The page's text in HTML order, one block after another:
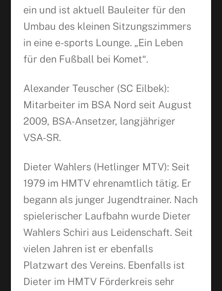
ein und ist aktuell Bauleiter für den
Umbau des kleinen Sitzungszimmers
in eine e-sports Lounge. „Ein Leben
für den Fußball bei Komet“.
Alexander Teuscher (SC Eilbek):
Mitarbeiter im BSA Nord seit August
2009, BSA-Ansetzer, langjähriger
VSA-SR.
Dieter Wahlers (Hetlinger MTV): Seit
1979 im HMTV ehrenamtlich tätig. Er
begann als junger Jugendtrainer. Nach
spielerischer Laufbahn wurde Dieter
Wahlers Schiri aus Leidenschaft. Seit
vielen Jahren ist er ebenfalls
Platzwart des Vereins. Ebenfalls ist
Dieter im HMTV Förderkreis sehr